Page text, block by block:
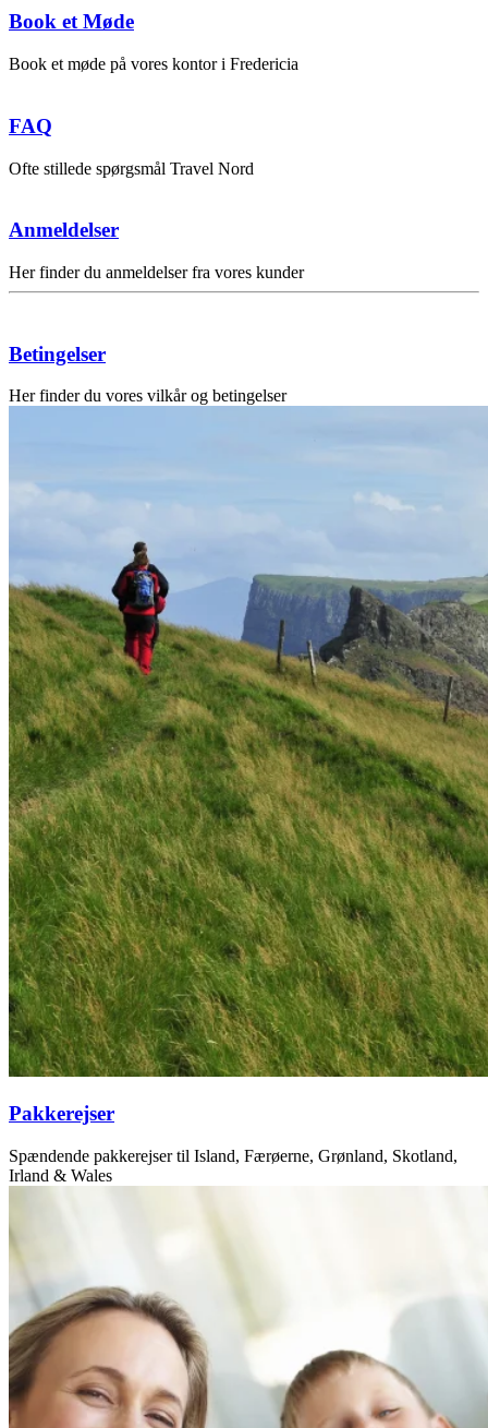
Book et Møde
Book et møde på vores kontor i Fredericia
FAQ
Ofte stillede spørgsmål Travel Nord
Anmeldelser
Her finder du anmeldelser fra vores kunder
Betingelser
Her finder du vores vilkår og betingelser
Pakkerejser
Spændende pakkerejser til Island, Færøerne, Grønland, Skotland,
Irland & Wales